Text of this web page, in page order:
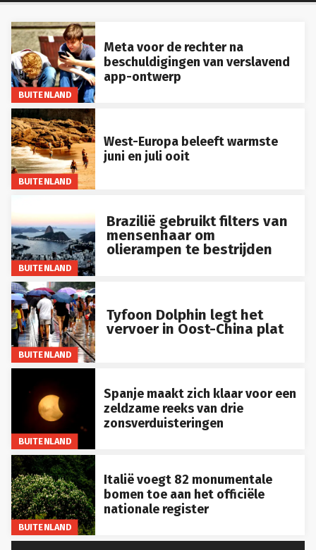
BUITENLAND
Meta voor de rechter na
beschuldigingen van verslavend
app-ontwerp
BUITENLAND
West-Europa beleeft warmste
juni en juli ooit
BUITENLAND
Brazilië gebruikt filters van
mensenhaar om
olierampen te bestrijden
BUITENLAND
Tyfoon Dolphin legt het
vervoer in Oost-China plat
BUITENLAND
Spanje maakt zich klaar voor een
zeldzame reeks van drie
zonsverduisteringen
BUITENLAND
Italië voegt 82 monumentale
bomen toe aan het officiële
nationale register